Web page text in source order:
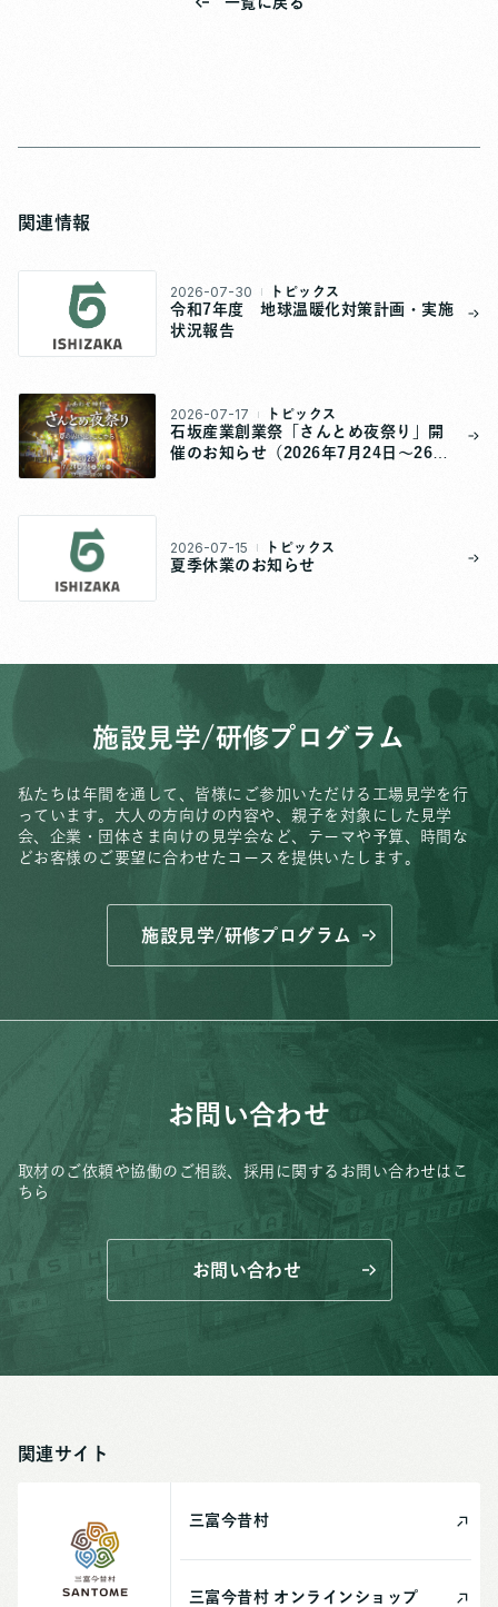
関連情報
2026-07-30 トピックス
令和7年度 地球温暖化対策計画・実施
状況報告
2026-07-17 トピックス
石坂産業創業祭「さんとめ夜祭り」開
催のお知らせ（2026年7月24日～26
2026-07-15 トピックス
夏季休業のお知らせ
施設見学/研修プログラム
私たちは年間を通して、皆様にご参加いただける工場見学を行
っています。 大人の方向けの内容や、親子を対象にした見学
会、 企業・団体さま向けの見学会など、 テーマや予算、時間な
どお客様のご要望に合わせたコースを提供いたします。
施設見学/研修プログラム
お問い合わせ
取材のご依頼や協働のご相談、 採用に関するお問い合わせはこ
ちら
お問い合わせ
関連サイト
三富今昔村
三富今昔村 オンライン ショップ